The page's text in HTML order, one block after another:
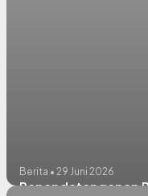
Berita • 29 Juni 2026
Penandatanganan